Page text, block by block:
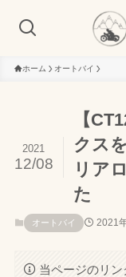
ホーム オートバイ
【
クス
リア
た
2021
12/08
オートバイ 2021
当ページのリン